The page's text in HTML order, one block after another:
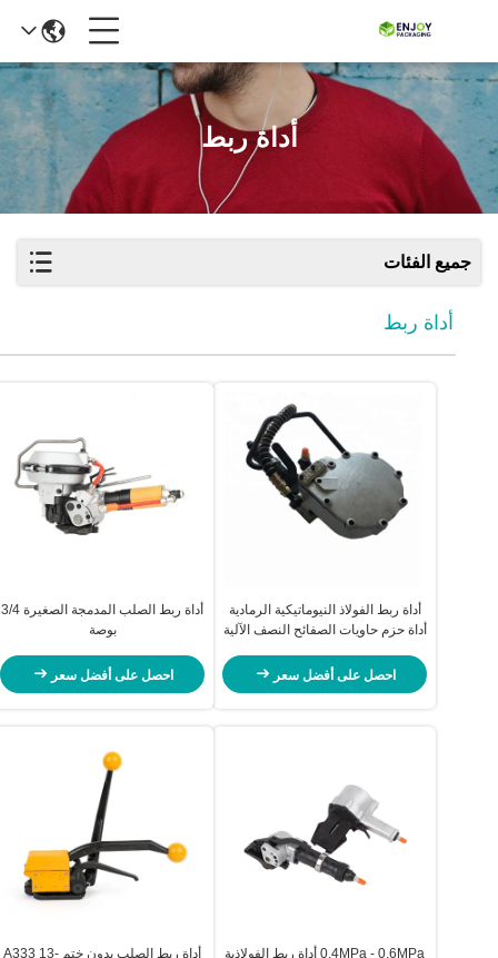
أداة ربط
جميع الفئات
أداة ربط
أداة ربط الفولاذ النيوماتيكية الرمادية
أداة حزم حاويات الصفائح النصف الآلية
احصل على أفضل سعر
أداة ربط الصلب المدمجة الصغيرة 3/4
بوصة
احصل على أفضل سعر
0.4MPa - 0.6MPa أداة ربط الفولاذية
أداة ربط الصلب بدون ختم A333 13-